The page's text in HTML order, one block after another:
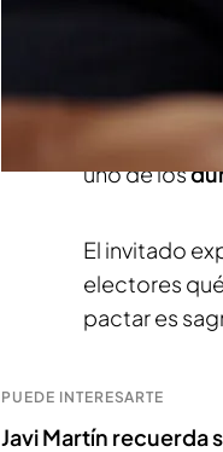
‘Viajando
Risto
uno de los
El invitado
electores
pactar es
PUEDE INTERESARTE
Javi Martín recuerda